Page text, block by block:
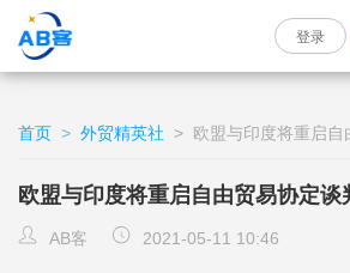
登录
首页 > 外贸精英社 > 欧盟与印度将重启自
欧盟与印度将重启自由贸易协定谈
AB客 2021-05-11 10:46